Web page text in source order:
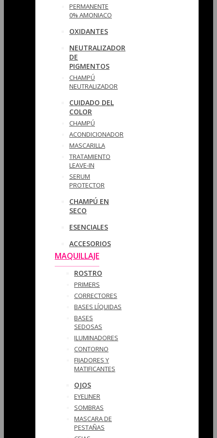
PERMANENTE
0% AMONIACO
OXIDANTES
NEUTRALIZADOR
DE
PIGMENTOS
CHAMPÚ
NEUTRALIZADOR
CUIDADO DEL
COLOR
CHAMPÚ
ACONDICIONADOR
MASCARILLA
TRATAMIENTO
LEAVE-IN
SERUM
PROTECTOR
CHAMPÚ EN
SECO
ESENCIALES
ACCESORIOS
MAQUILLAJE
ROSTRO
PRIMERS
CORRECTORES
BASES LÍQUIDAS
BASES
SEDOSAS
ILUMINADORES
CONTORNO
FIJADORES Y
MATIFICANTES
OJOS
EYELINER
SOMBRAS
MASCARA DE
PESTAÑAS